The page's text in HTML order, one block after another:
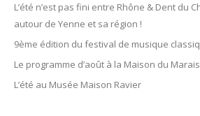
L’été n’est pas fini entre Rhône & Dent du
autour de Yenne et sa région !
9ème édition du festival de musique
Le programme d’août à la Maison du Marais
L’été au Musée Maison Ravier